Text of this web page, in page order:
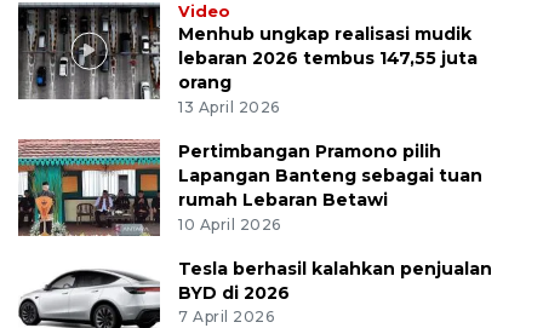
Video
Menhub ungkap realisasi mudik
lebaran 2026 tembus 147,55 juta
orang
13 April 2026
Pertimbangan Pramono pilih
Lapangan Banteng sebagai tuan
rumah Lebaran Betawi
10 April 2026
Tesla berhasil kalahkan penjualan
BYD di 2026
7 April 2026